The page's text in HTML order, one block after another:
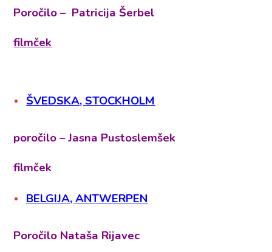
Poročilo – Patricija Šerbel
filmček
ŠVEDSKA, STOCKHOLM
poročilo – Jasna Pustoslemšek
filmček
BELGIJA, ANTWERPEN
Poročilo Nataša Rijavec